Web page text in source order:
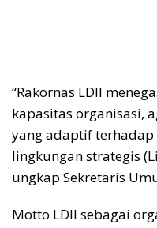
“Rakornas LDII
kapasitas organisasi,
yang adaptif
lingkungan strategis
ungkap Sekretaris
Motto LDII sebagai